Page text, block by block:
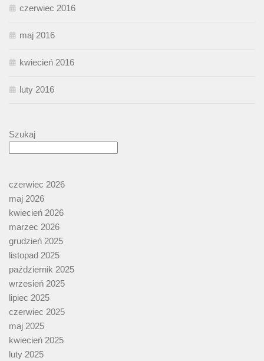
czerwiec 2016
maj 2016
kwiecień 2016
luty 2016
Szukaj
czerwiec 2026
maj 2026
kwiecień 2026
marzec 2026
grudzień 2025
listopad 2025
październik 2025
wrzesień 2025
lipiec 2025
czerwiec 2025
maj 2025
kwiecień 2025
luty 2025